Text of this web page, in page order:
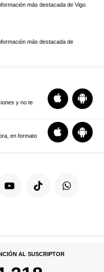
más destacada de Vigo
más destacada de
y no te
en formato
AL SUSCRIPTOR